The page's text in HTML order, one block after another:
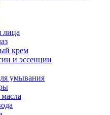
лица
крем
и эссенции
умывания